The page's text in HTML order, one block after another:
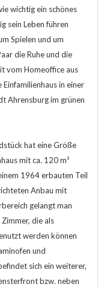
wichtig ein schönes
sein Leben führen
Spielen und um
die Ruhe und die
vom Homeoffice aus
in einer
Ahrensburg im grünen
hat eine Größe
mit ca. 120 m²
1964 erbauten Teil
Anbau mit
gelangt man
die als
werden können
und
sich ein weiterer,
bzw. neben